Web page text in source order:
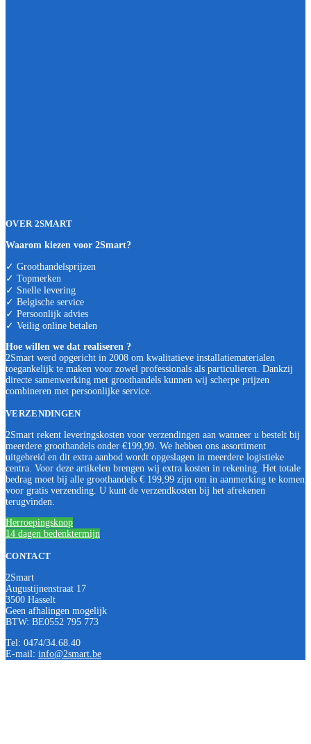
OVER 2SMART
Waarom kiezen voor 2Smart?
✓ Groothandelsprijzen
✓ Topmerken
✓ Snelle levering
✓ Belgische service
✓ Persoonlijk advies
✓ Veilig online betalen
Hoe willen we dat realiseren ?
2Smart werd opgericht in 2008 om kwalitatieve installatiematerialen
toegankelijk te maken voor zowel professionals als particulieren. Dankzij
directe samenwerking met groothandels kunnen wij scherpe prijzen
combineren met persoonlijke service.
VERZENDINGEN
2Smart rekent leveringskosten voor verzendingen aan wanneer u bestelt bij
meerdere groothandels onder €199,99. We hebben ons assortiment
uitgebreid en dit extra aanbod wordt opgeslagen in meerdere logistieke
centra. Voor deze artikelen brengen wij extra kosten in rekening. Het totale
bedrag moet bij alle groothandels € 199,99 zijn om in aanmerking te komen
voor gratis verzending. U kunt de verzendkosten bij het afrekenen
terugvinden.
Herroepingsknop
14 dagen bedenktermijn
CONTACT
2Smart
Augustijnenstraat 17
3500 Hasselt
Geen afhalingen mogelijk
BTW: BE0552 795 773
Tel: 0474/34.68.40
E-mail: info@2smart.be